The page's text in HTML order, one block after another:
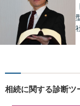
相続に関する診断ツ